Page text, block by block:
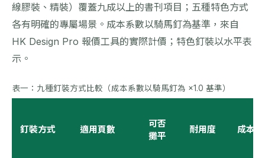
線膠裝、精裝）覆蓋九成以上的書刊項目；五種特色方式
各有明確的專屬場景。成本系數以騎馬釘為基準，來自
HK Design Pro 報價工具的實際計價；特色釘裝以水平表
示。
表一：九種釘裝方式比較（成本系數以騎馬釘為 ×1.0 基準）
釘裝方式 適用頁數
可否
攤平
耐用度 成本